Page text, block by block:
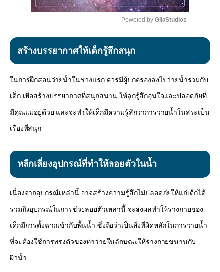
Mute
Powered by GliaStudios
สร้างบรรยากาศให้เด็กรู้สึกสนุก
ในการฝึกสอนว่ายน้ำในช่วงแรก ควรมีผู้ปกครองลงไปว่ายน้ำร่วมกับ
เด็ก เพื่อสร้างบรรยากาศที่สนุกสนาน ให้ลูกรู้สึกอุ่นใจและปลอดภัยที่
มีคุณแม่อยู่ด้วย และจะทำให้เด็กมีความรู้สึกว่าการว่ายน้ำในสระเป็น
เรื่องที่สนุก
หลีกเลี่ยงอุปกรณ์ที่ทำให้ลอยตัวในน้ำ
เนื่องจากอุปกรณ์เหล่านี้ อาจสร้างความรู้สึกไม่ปลอดภัยให้แก่เด็กได้
รวมถึงอุปกรณ์ในการช่วยลอยตัวเหล่านี้ จะส่งผลทำให้ร่างกายของ
เด็กมีการตั้งฉากเข้ากับพื้นน้ำ ซึ่งถือว่าเป็นสิ่งที่ผิดหลักในการว่ายน้ำ
ที่จะต้องใช้การทรงตัวของท่าว่ายในลักษณะให้ร่างกายขนานกับ
ผิวน้ำ